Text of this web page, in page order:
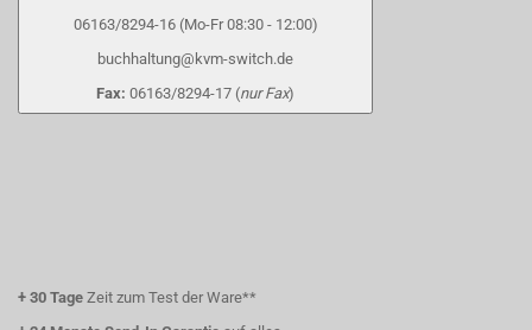
06163/8294-16 (Mo-Fr 08:30 - 12:00)
buchhaltung@kvm-switch.de
Fax: 06163/8294-17 (nur Fax)
+ 30 Tage Zeit zum Test der Ware**